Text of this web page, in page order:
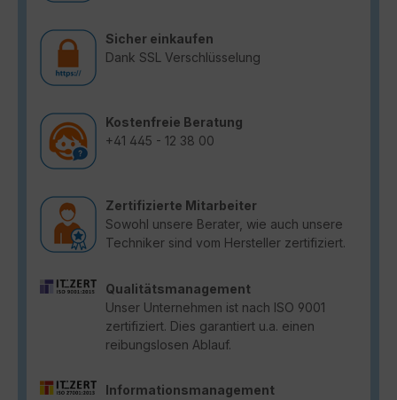
Sicher einkaufen
Dank SSL Verschlüsselung
Kostenfreie Beratung
+41 445 - 12 38 00
Zertifizierte Mitarbeiter
Sowohl unsere Berater, wie auch unsere
Techniker sind vom Hersteller zertifiziert.
Qualitätsmanagement
Unser Unternehmen ist nach ISO 9001
zertifiziert. Dies garantiert u.a. einen
reibungslosen Ablauf.
Informationsmanagement